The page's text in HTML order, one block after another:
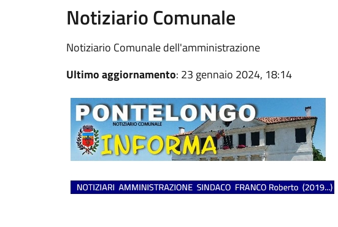
Notiziario Comunale
Notiziario Comunale dell'amministrazione
Ultimo aggiornamento: 23 gennaio 2024, 18:14